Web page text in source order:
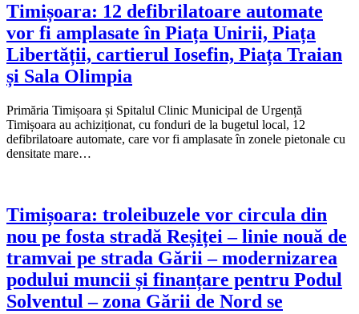
Timișoara: 12 defibrilatoare automate
vor fi amplasate în Piața Unirii, Piața
Libertății, cartierul Iosefin, Piața Traian
și Sala Olimpia
Primăria Timișoara și Spitalul Clinic Municipal de Urgență
Timișoara au achiziționat, cu fonduri de la bugetul local, 12
defibrilatoare automate, care vor fi amplasate în zonele pietonale cu
densitate mare…
Timișoara: troleibuzele vor circula din
nou pe fosta stradă Reșiței – linie nouă de
tramvai pe strada Gării – modernizarea
podului muncii și finanțare pentru Podul
Solventul – zona Gării de Nord se